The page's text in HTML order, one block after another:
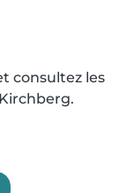
consultez les